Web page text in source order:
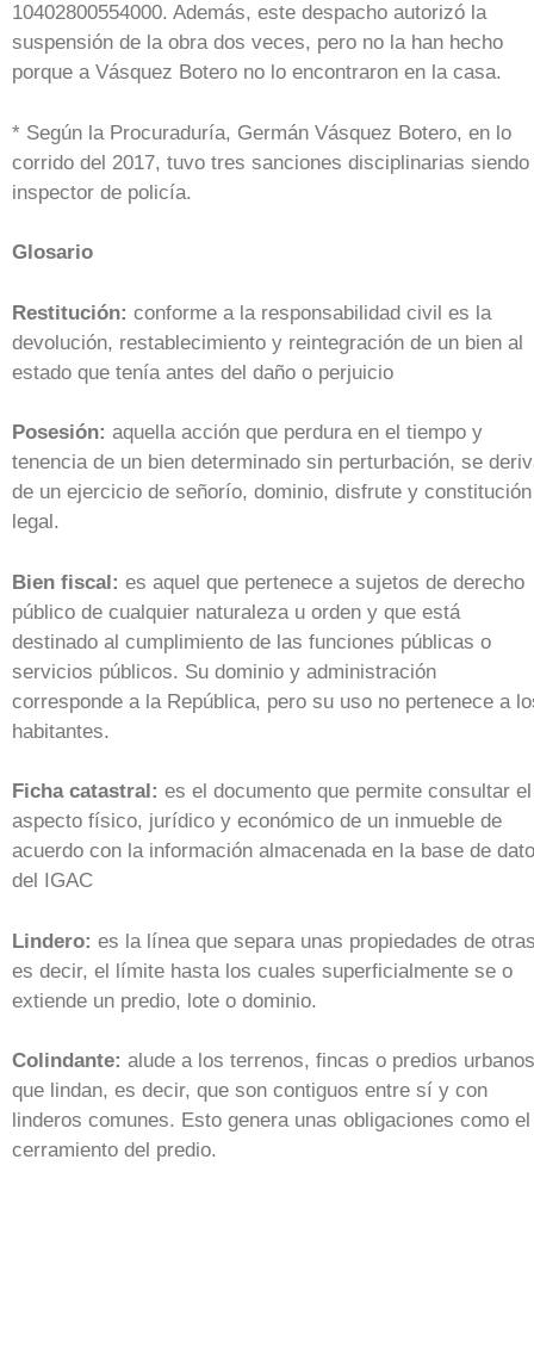
10402800554000. Además, este despacho autorizó la
suspensión de la obra dos veces, pero no la han hecho
porque a Vásquez Botero no lo encontraron en la casa.
* Según la Procuraduría, Germán Vásquez Botero, en lo
corrido del 2017, tuvo tres sanciones disciplinarias siendo
inspector de policía.
Glosario
Restitución: conforme a la responsabilidad civil es la
devolución, restablecimiento y reintegración de un bien al
estado que tenía antes del daño o perjuicio
Posesión: aquella acción que perdura en el tiempo y
tenencia de un bien determinado sin perturbación, se
de un ejercicio de señorío, dominio, disfrute y constitución
legal.
Bien fiscal: es aquel que pertenece a sujetos de derecho
público de cualquier naturaleza u orden y que está
destinado al cumplimiento de las funciones públicas o
servicios públicos. Su dominio y administración
corresponde a la República, pero su uso no pertenece a
habitantes.
Ficha catastral: es el documento que permite consultar el
aspecto físico, jurídico y económico de un inmueble de
acuerdo con la información almacenada en la base de
del IGAC
Lindero: es la línea que separa unas propiedades de
es decir, el límite hasta los cuales superficialmente se o
extiende un predio, lote o dominio.
Colindante: alude a los terrenos, fincas o predios urbanos
que lindan, es decir, que son contiguos entre sí y con
linderos comunes. Esto genera unas obligaciones como el
cerramiento del predio.